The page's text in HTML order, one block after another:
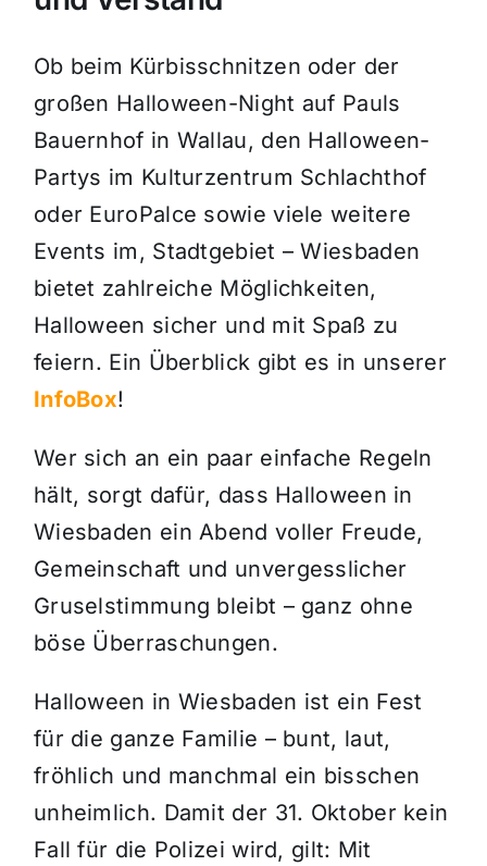
Ob beim Kürbisschnitzen oder der
großen Halloween-Night auf Pauls
Bauernhof in Wallau, den Halloween-
Partys im Kulturzentrum Schlachthof
oder EuroPalce sowie viele weitere
Events im, Stadtgebiet – Wiesbaden
bietet zahlreiche Möglichkeiten,
Halloween sicher und mit Spaß zu
feiern. Ein Überblick gibt es in unserer
InfoBox!
Wer sich an ein paar einfache Regeln
hält, sorgt dafür, dass Halloween in
Wiesbaden ein Abend voller Freude,
Gemeinschaft und unvergesslicher
Gruselstimmung bleibt – ganz ohne
böse Überraschungen.
Halloween in Wiesbaden ist ein Fest
für die ganze Familie – bunt, laut,
fröhlich und manchmal ein bisschen
unheimlich. Damit der 31. Oktober kein
Fall für die Polizei wird, gilt: Mit